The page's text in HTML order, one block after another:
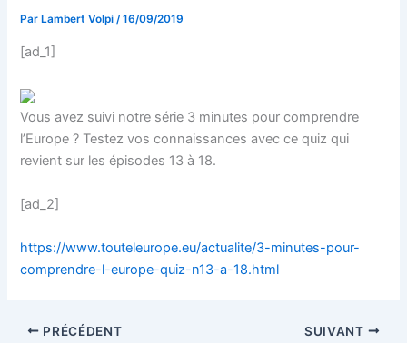
Par Lambert Volpi/16/09/2019
[ad_1]
Vous avez suivi notre série 3 minutes pour comprendre
l’Europe ? Testez vos connaissances avec ce quiz qui
revient sur les épisodes 13 à 18.
[ad_2]
https://www.touteleurope.eu/actualite/3-minutes-pour-
comprendre-l-europe-quiz-n13-a-18.html
PRÉCÉDENT SUIVANT